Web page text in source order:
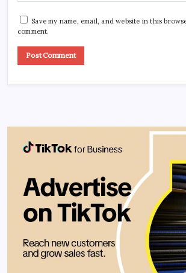
Save my name, email, and website in this
comment.